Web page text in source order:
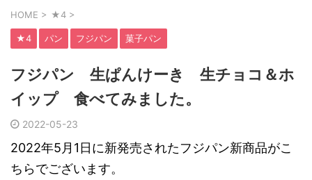
HOME > ★4 >
★4 パン フジパン 菓子パン
フジパン 生ぱんけーき 生チョコ＆ホ
イップ 食べてみました。
2022-05-23
2022年5月1日に新発売されたフジパン新商品がこ
ちらでございます。